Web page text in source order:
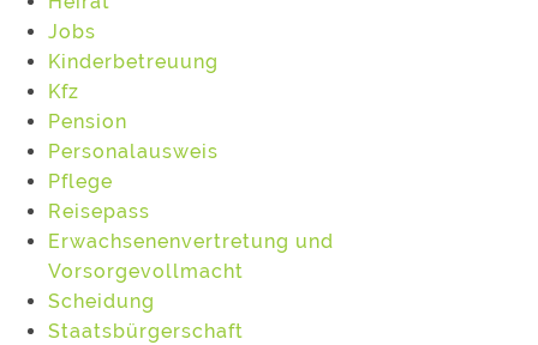
Jobs
Kinderbetreuung
Kfz
Pension
Personalausweis
Pflege
Reisepass
Erwachsenenvertretung und
Vorsorgevollmacht
Scheidung
Staatsbürgerschaft